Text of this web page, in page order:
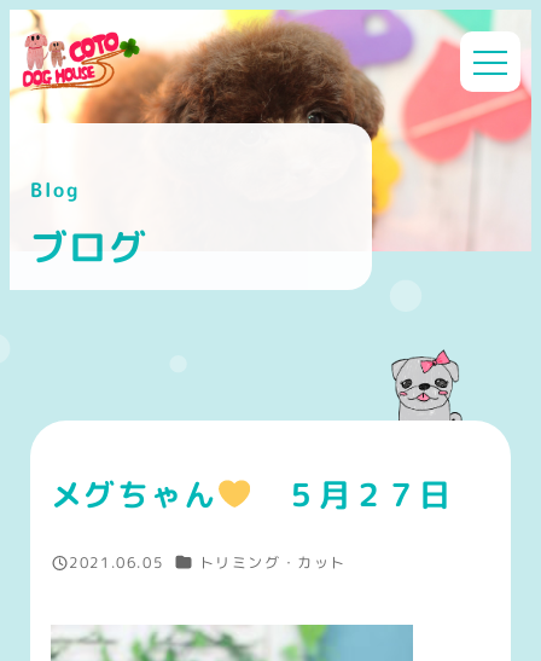
メ
イ
ン
へ
Blog
ブログ
メグちゃん ５月２７日
投稿日
2021.06.05 カテゴリー
トリミング・カット